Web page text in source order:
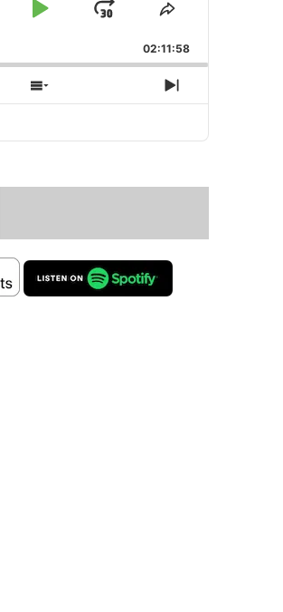
Play
Jump
Forward
Share
Episode
02:11:58
Show
Episodes
Next
Episode